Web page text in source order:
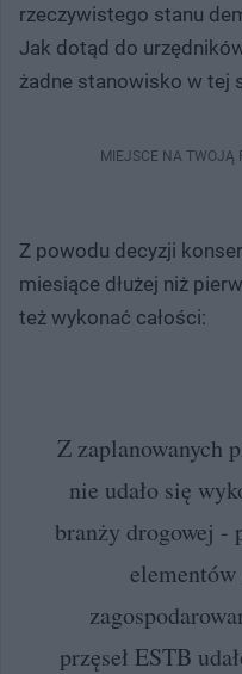
rzeczywistego stanu
Jak dotąd do
żadne stanowisko w tej
MIEJSCE NA TWOJĄ
Z powodu decyzji
miesiące dłużej niż
też wykonać całości:
Z zaplanowanych
nie udało się
branży drogowej -
przęseł ESTB